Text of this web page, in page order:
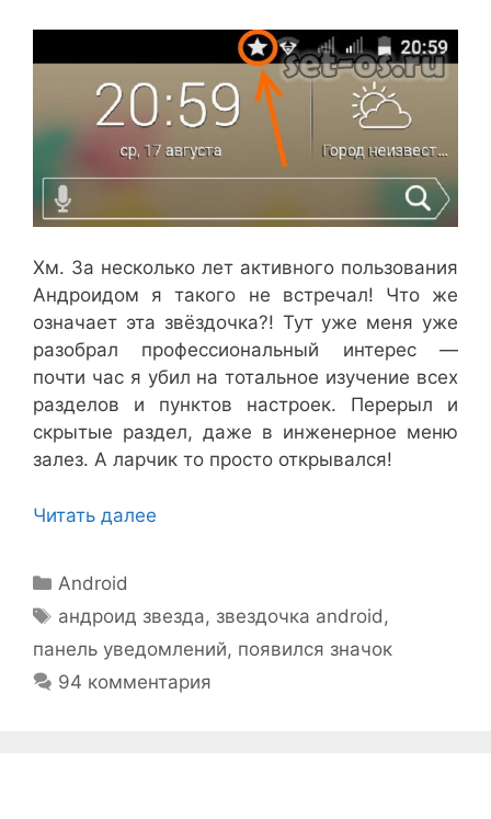
Хм. За несколько лет активного пользования
Андроидом я такого не встречал! Что же
означает эта звёздочка?! Тут уже меня уже
разобрал профессиональный интерес —
почти час я убил на тотальное изучение всех
разделов и пунктов настроек. Перерыл и
скрытые раздел, даже в инженерное меню
залез. А ларчик то просто открывался!
Читать далее
Рубрики
Android
Метки
андроид звезда, звездочка android ,
панель уведомлений, появился значок
94 комментария